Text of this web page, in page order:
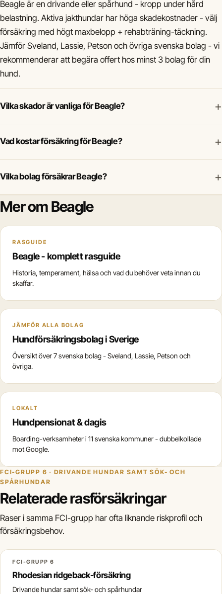
Beagle är en drivande eller spårhund - kropp under hård
belastning. Aktiva jakthundar har höga skadekostnader - välj
försäkring med högt maxbelopp + rehabträning-täckning.
Jämför Sveland, Lassie, Petson och övriga svenska bolag - vi
rekommenderar att begära offert hos minst 3 bolag för din
hund.
Vilka skador är vanliga för Beagle? +
Vad kostar försäkring för Beagle? +
Vilka bolag försäkrar Beagle? +
Mer om Beagle
RASGUIDE
Beagle - komplett rasguide
Historia, temperament, hälsa och vad du behöver veta innan du
skaffar.
JÄMFÖR ALLA BOLAG
Hundförsäkringsbolag i Sverige
Översikt över 7 svenska bolag - Sveland, Lassie, Petson och
övriga.
LOKALT
Hundpensionat & dagis
Boarding-verksamheter i 11 svenska kommuner - dubbelkollade
mot Google.
FCI-GRUPP 6 · DRIVANDE HUNDAR SAMT SÖK- OCH
SPÅRHUNDAR
Relaterade rasförsäkringar
Raser i samma FCI-grupp har ofta liknande riskprofil och
försäkringsbehov.
FCI-GRUPP 6
Rhodesian ridgeback-försäkring
Drivande hundar samt sök- och spårhundar